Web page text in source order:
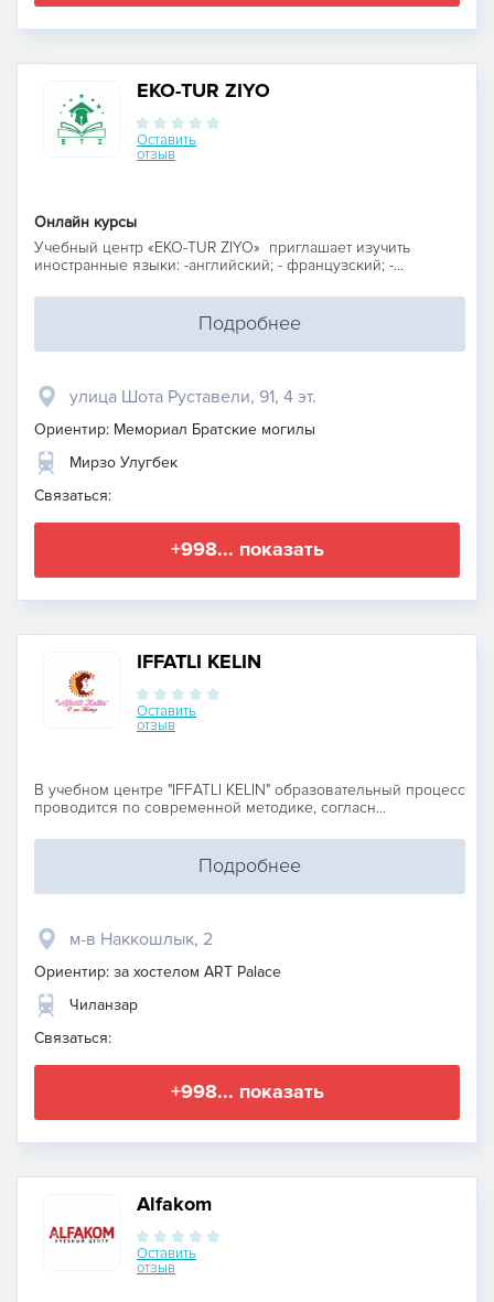
EKO-TUR ZIYO
Оставить
отзыв
Онлайн курсы
Учебный центр «EKO-TUR ZIYO» приглашает изучить
иностранные языки: -английский; - французский; -...
Подробнее
улица Шота Руставели, 91, 4 эт.
Ориентир: Мемориал Братские могилы
Мирзо Улугбек
Связаться:
+998... показать
IFFATLI KELIN
Оставить
отзыв
В учебном центре "IFFATLI KELIN" образовательный процесс
проводится по современной методике, согласн...
Подробнее
м-в Наккошлык, 2
Ориентир: за хостелом ART Palace
Чиланзар
Связаться:
+998... показать
Аlfakom
Оставить
отзыв